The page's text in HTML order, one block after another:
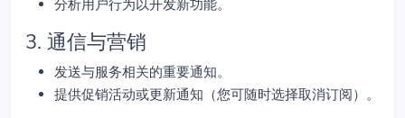
分析用户行为以开发新功能。
3. 通信与营销
发送与服务相关的重要通知。
提供促销活动或更新通知（您可随时选择取消订阅）。